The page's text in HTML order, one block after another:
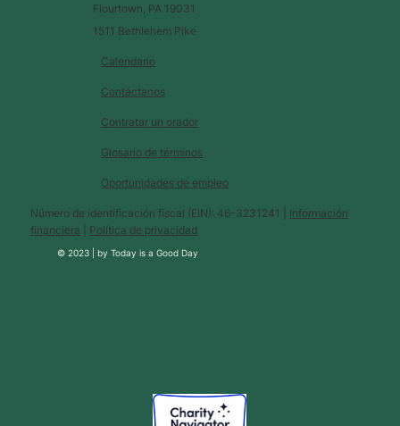
Calendario
Glosario de términos
Contáctanos
Contratar un orador
Oportunidades de empleo
Número de identificación fiscal (EIN): 46-3231241 | Información
financiera
Política de privacidad
© 2023 |byToday is a Good Day
Flourtown, PA 19031
1511 Bethlehem Pike